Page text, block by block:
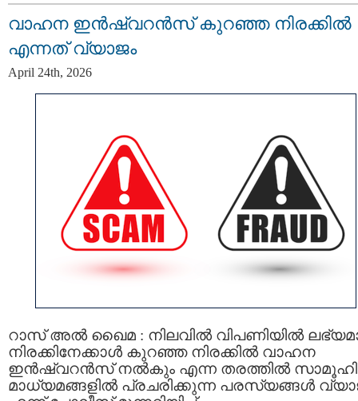
വാഹന ഇൻഷ്വറൻസ് കുറഞ്ഞ നിരക്കില്‍
എന്നത് വ്യാജം
April 24th, 2026
റാസ്‌ അൽ ഖൈമ : നിലവിൽ വിപണിയിൽ
നിരക്കിനേക്കാൾ കുറഞ്ഞ നിരക്കില്‍ വാഹന
ഇൻഷ്വറൻസ് നൽകും എന്ന തരത്തിൽ
മാധ്യമങ്ങളിൽ പ്രചരിക്കുന്ന പരസ്യങ്ങൾ